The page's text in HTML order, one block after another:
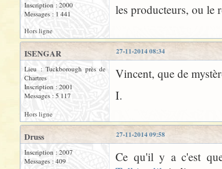
Inscription : 2000
Messages : 1 441
les producteurs, ou le
Hors ligne
27-11-2014 08:34
ISENGAR
Lieu : Tuckborough près de
Chartres
Inscription : 2001
Messages : 5 117
Vincent, que de
I.
Hors ligne
27-11-2014 09:58
Druss
Inscription : 2007
Messages : 409
Ce qu'il y a c'est